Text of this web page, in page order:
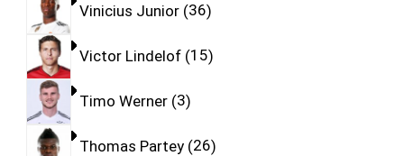
Vinicius Junior 36
Victor Lindelof 15
Timo Werner 3
Thomas Partey 26